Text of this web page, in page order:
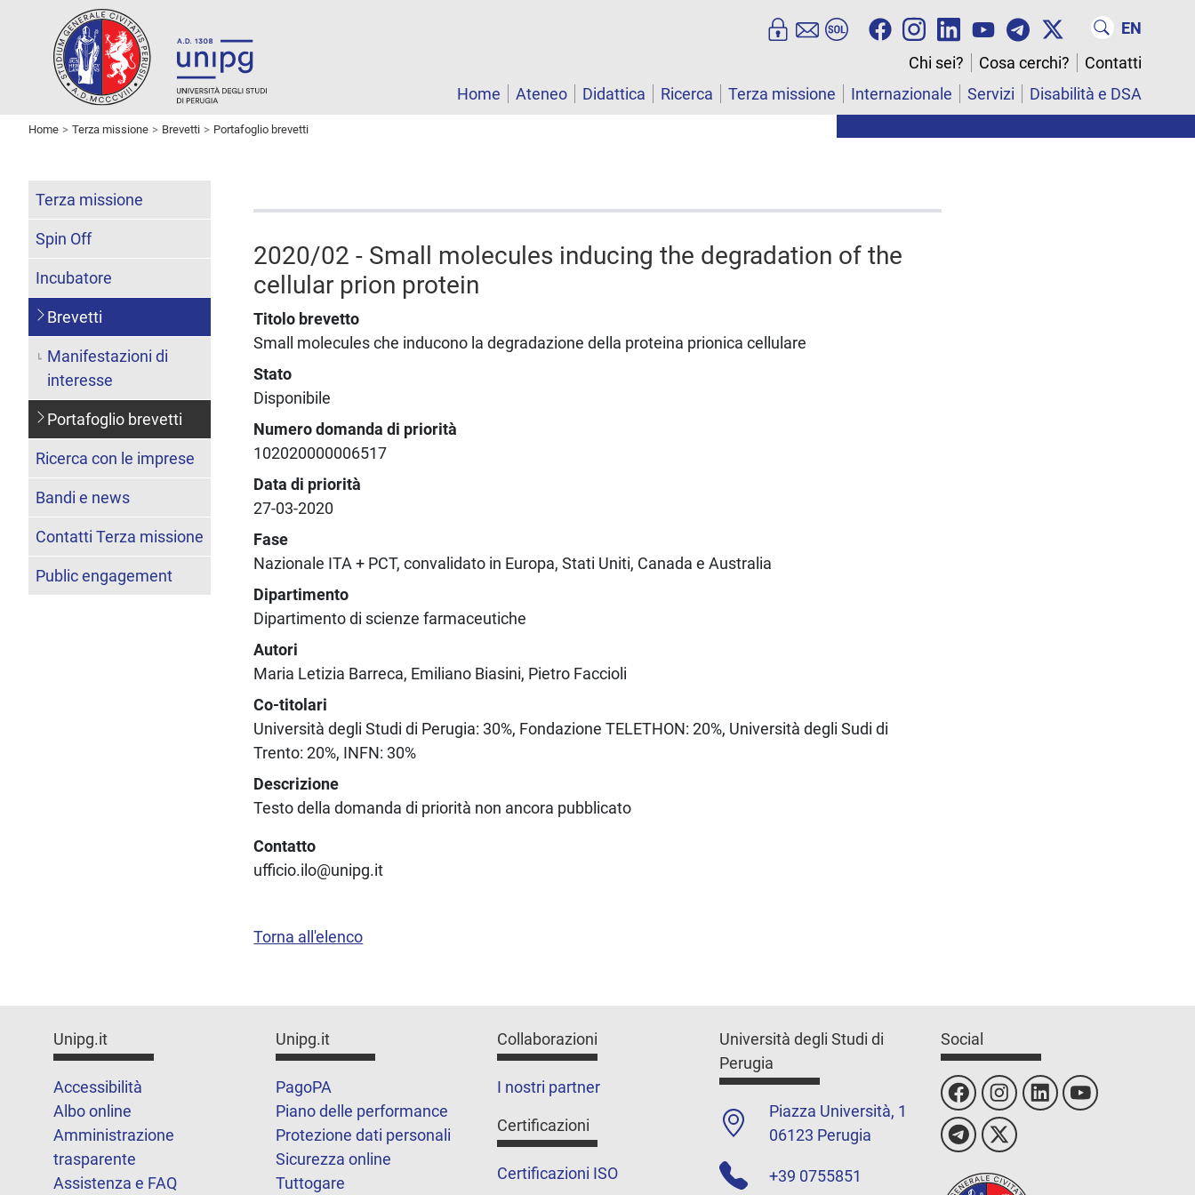
EN
Chi sei?
Cosa cerchi?
Contatti
Home
Ateneo Didattica Ricerca Terza missione Internazionale Servizi Disabilità e DSA
Home Terza missione Brevetti Portafoglio brevetti
2020/02 - Small molecules inducing the degradation of the
cellular prion protein
Titolo brevetto
Small molecules che inducono la degradazione della proteina prionica cellulare
Stato
Disponibile
Numero domanda di priorità
102020000006517
Data di priorità
27-03-2020
Fase
Nazionale ITA + PCT, convalidato in Europa, Stati Uniti, Canada e Australia
Dipartimento
Dipartimento di scienze farmaceutiche
Autori
Maria Letizia Barreca, Emiliano Biasini, Pietro Faccioli
Co-titolari
Università degli Studi di Perugia: 30%, Fondazione TELETHON: 20%, Università degli Sudi di
Trento: 20%, INFN: 30%
Descrizione
Testo della domanda di priorità non ancora pubblicato
Contatto
ufficio.ilo@unipg.it
Torna all'elenco
Terza missione
Spin Off
Incubatore
Brevetti
Manifestazioni di
interesse
Portafoglio brevetti
Ricerca con le imprese
Bandi e news
Contatti Terza missione
Public engagement
Unipg.it
Accessibilità
Albo online
Amministrazione
trasparente
Assistenza e FAQ
Unipg.it
PagoPA
Piano delle performance
Protezione dati personali
Sicurezza online
Tuttogare
Collaborazioni
I nostri partner
Certificazioni
Certificazioni ISO
Università degli Studi di
Perugia
Piazza Università, 1
06123 Perugia
+39 0755851
Social